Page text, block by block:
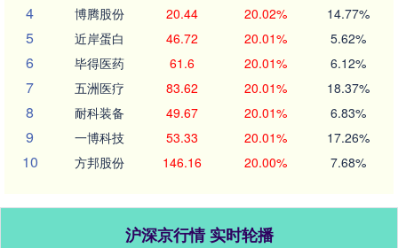
4 博腾股份 20.44 20.02% 14.77%
5 近岸蛋白 46.72 20.01% 5.62%
6 毕得医药 61.6 20.01% 6.12%
7 五洲医疗 83.62 20.01% 18.37%
8 耐科装备 49.67 20.01% 6.83%
9 一博科技 53.33 20.01% 17.26%
10 方邦股份 146.16 20.00% 7.68%
沪深京行情 实时轮播